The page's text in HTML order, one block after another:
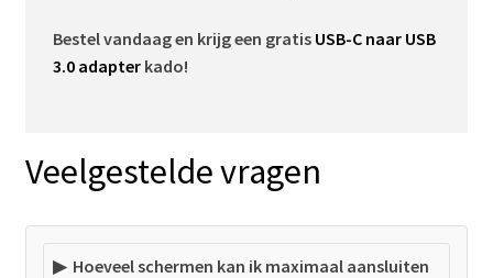
Bestel vandaag en krijg een gratis USB-C naar USB
3.0 adapterkado!
Veelgestelde vragen
Hoeveel schermen kan ik maximaal aansluiten